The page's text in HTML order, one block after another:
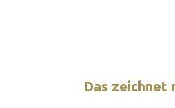
Das zeichnet